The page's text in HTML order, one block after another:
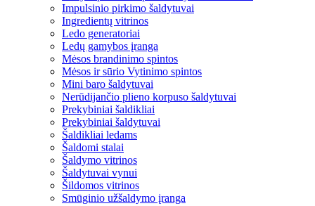
Impulsinio pirkimo šaldytuvai
Ingredientų vitrinos
Ledo generatoriai
Ledų gamybos įranga
Mėsos brandinimo spintos
Mėsos ir sūrio Vytinimo spintos
Mini baro šaldytuvai
Nerūdijančio plieno korpuso šaldytuvai
Prekybiniai šaldikliai
Prekybiniai šaldytuvai
Šaldikliai ledams
Šaldomi stalai
Šaldymo vitrinos
Šaldytuvai vynui
Šildomos vitrinos
Smūginio užšaldymo įranga